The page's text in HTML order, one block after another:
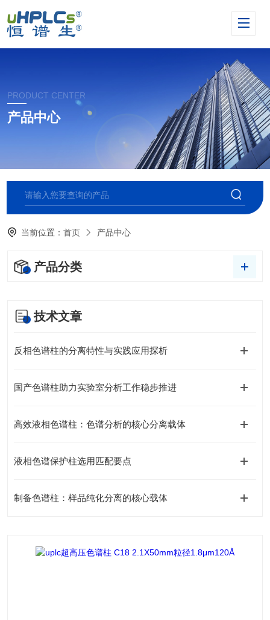
PRODUCT CENTER
产品中心
当前位置：首页 产品中心
产品分类
技术文章
反相色谱柱的分离特性与实践应用探析
国产色谱柱助力实验室分析工作稳步推进
高效液相色谱柱：色谱分析的核心分离载体
液相色谱保护柱选用匹配要点
制备色谱柱：样品纯化分离的核心载体